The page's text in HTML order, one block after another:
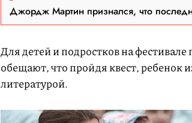
Джордж Мартин признался, что
Для детей и подростков на
обещают, что пройдя квест, ребенок
литературой.